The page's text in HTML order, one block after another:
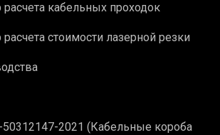
расчета кабельных проходок
расчета стоимости лазерной резки
2021 (Кабельные короба